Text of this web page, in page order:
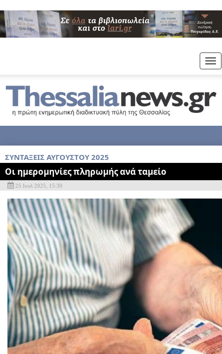
ΣΥΝΤΑΞΕΙΣ ΑΥΓΟΥΣΤΟΥ 2025
Οι ημερομηνίες πληρωμής ανά ταμείο
25 Ιουλ 2025, 15:30